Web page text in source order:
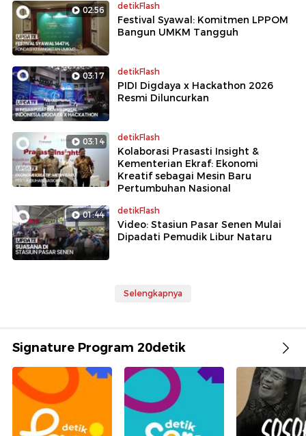
02:56 detikFlash
Festival Syawal: Komitmen LPPOM
Bangun UMKM Tangguh
03:17 detikFlash
PIDI Digdaya x Hackathon 2026
Resmi Diluncurkan
03:14 detikFlash
Kolaborasi Prasasti Insight &
Kementerian Ekraf: Ekonomi
Kreatif sebagai Mesin Baru
Pertumbuhan Nasional
01:44 detikFlash
Video: Stasiun Pasar Senen Mulai
Dipadati Pemudik Libur Nataru
Selengkapnya
Signature Program 20detik